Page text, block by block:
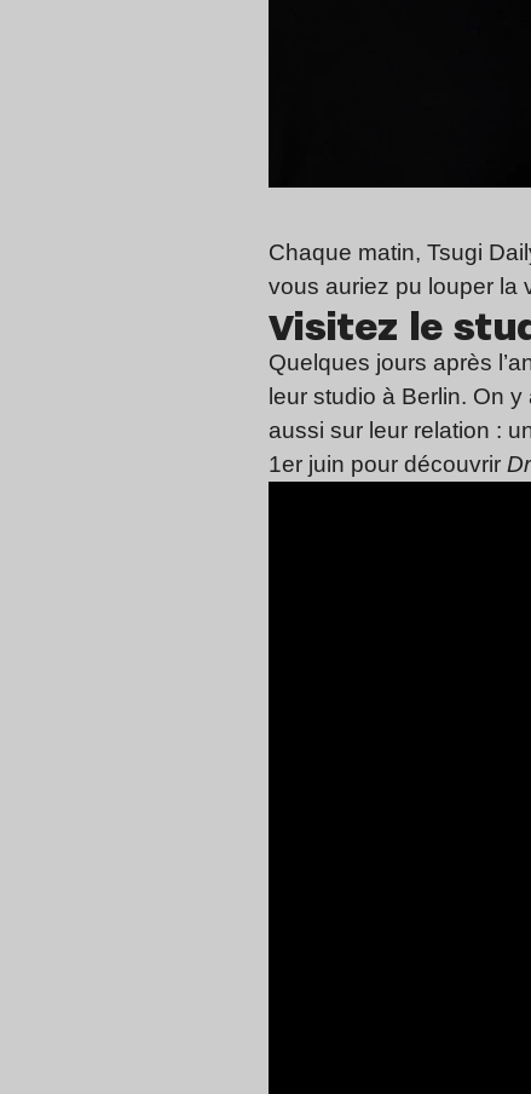
Chaque matin, Tsugi
vous auriez pu louper la
Visitez le
Quelques jours après
leur studio à Berlin. On
aussi sur leur relation :
1er juin pour découvrir